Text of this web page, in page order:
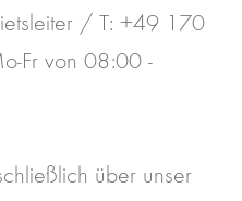
/ T: +49 170
Fr von 08:00 -
über unser